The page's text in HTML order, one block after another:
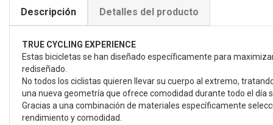
Descripción Detalles del producto
TRUE CYCLING EXPERIENCE
Estas bicicletas se han diseñado específicamente para
rediseñado.
No todos los ciclistas quieren llevar su cuerpo al extremo,
una nueva geometría que ofrece comodidad durante todo el día
Gracias a una combinación de materiales específicamente
rendimiento y comodidad.